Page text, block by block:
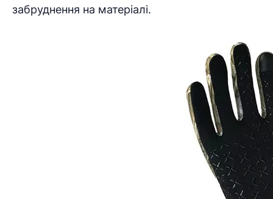
забруднення на матеріалі.